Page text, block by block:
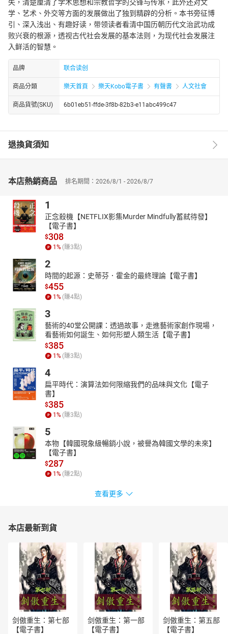
失，清楚厘清了学术思想和宗教哲学的交锋与传承，此外还对文
学、艺术、外交等方面的发展做出了独到精辟的分析。本书旁征博
引、深入浅出、有趣好读，带领读者看清中国历朝历代文治武功成
败兴衰的根源，透视古代社会发展的基本法则，为现代社会发展注
入鲜活的智慧。
品牌 联合读创
商品分類 樂天首頁 樂天Kobo電子書 有聲書 人文社會
商品貨號(SKU) 6b01eb51-ffde-3f8b-82b3-e11abc499c47
退換貨須知
本店熱銷商品 排名期間：2026/8/1 - 2026/8/7
1
正念殺機【NETFLIX影集Murder Mindfully蓄弒待發】
【電子書】
$308
1% (賺3點)
2
時間的起源：史蒂芬．霍金的最終理論【電子書】
$455
1% (賺4點)
3
藝術的40堂公開課：透過故事，走進藝術家創作現場，
看藝術如何誕生、如何形塑人類生活【電子書】
$385
1% (賺3點)
4
扁平時代：演算法如何限縮我們的品味與文化【電子
書】
$385
1% (賺3點)
5
本物【韓國現象級暢銷小說，被譽為韓國文學的未來】
【電子書】
$287
1% (賺2點)
查看更多
本店最新到貨
剑傲重生：第七部
【電子書】
剑傲重生：第一部
【電子書】
剑傲重生：第五部
【電子書】